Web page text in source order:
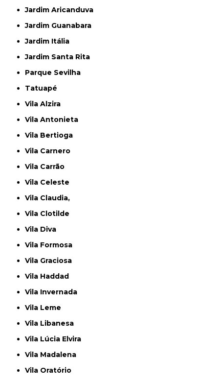
Jardim Aricanduva
Jardim Guanabara
Jardim Itália
Jardim Santa Rita
Parque Sevilha
Tatuapé
Vila Alzira
Vila Antonieta
Vila Bertioga
Vila Carnero
Vila Carrão
Vila Celeste
Vila Claudia,
Vila Clotilde
Vila Diva
Vila Formosa
Vila Graciosa
Vila Haddad
Vila Invernada
Vila Leme
Vila Libanesa
Vila Lúcia Elvira
Vila Madalena
Vila Oratório